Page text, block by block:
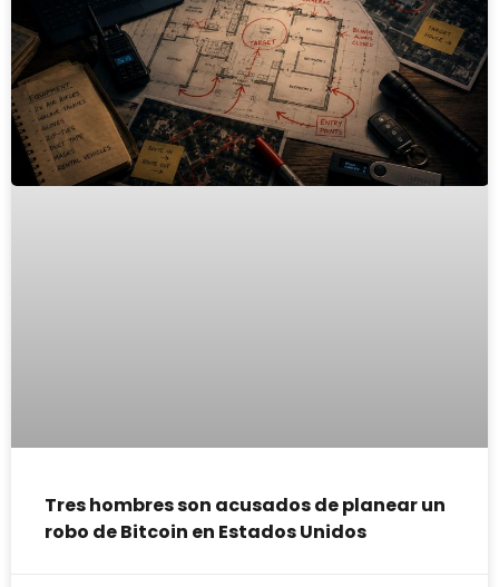
Tres hombres son acusados de planear un
robo de Bitcoin en Estados Unidos